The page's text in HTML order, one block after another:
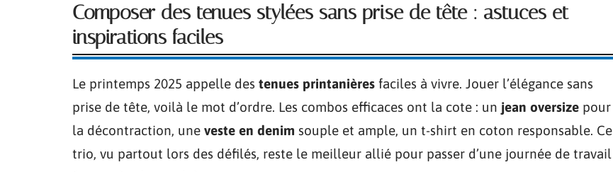
Composer des tenues stylées sans prise de tête : astuces et
inspirations faciles
Le printemps 2025 appelle des tenues printanières faciles à vivre. Jouer l’élégance sans
prise de tête, voilà le mot d’ordre. Les combos efficaces ont la cote : un jean oversize pour
la décontraction, une veste en denim souple et ample, un t-shirt en coton responsable. Ce
trio, vu partout lors des défilés, reste le meilleur allié pour passer d’une journée de travail